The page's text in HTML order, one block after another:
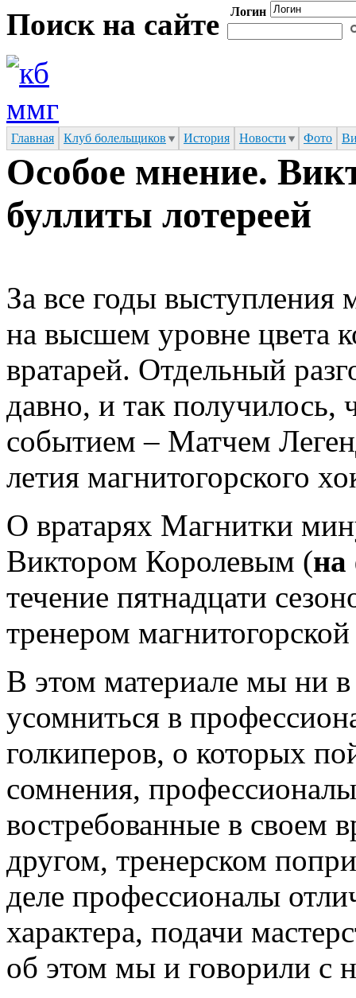
Перейти к основному содержанию Логин
Форма поиска
Поиск на сайте
Главная Клуб болельщиков История Новости Фото
Особое мнение.
буллиты лотереей
За все годы выступления
на высшем уровне цвета
вратарей. Отдельный
давно, и так получилось,
событием – Матчем
летия магнитогорского
О вратарях Магнитки
Виктором Королевым (на
течение пятнадцати
тренером
В этом материале мы ни в
усомниться в
голкиперов, о которых
сомнения,
востребованные в своем
другом, тренерском
деле профессионалы
характера, подачи
об этом мы и говорили